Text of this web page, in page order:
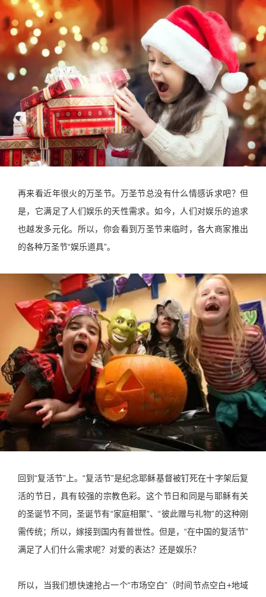
再来看近年很火的万圣节。万圣节总没有什么情感诉求吧？但
是，它满足了人们娱乐的天性需求。如今，人们对娱乐的追求
也越发多元化。所以，你会看到万圣节来临时，各大商家推出
的各种万圣节“娱乐道具”。
回到“复活节”上。“复活节”是纪念耶稣基督被钉死在十字架后复
活的节日，具有较强的宗教色彩。这个节日和同是与耶稣有关
的圣诞节不同，圣诞节有“家庭相聚”、“彼此赠与礼物”的这种刚
需传统；所以，嫁接到国内有普世性。但是，“在中国的复活节”
满足了人们什么需求呢？对爱的表达？还是娱乐？
所以，当我们想快速抢占一个“市场空白”（时间节点空白+地域